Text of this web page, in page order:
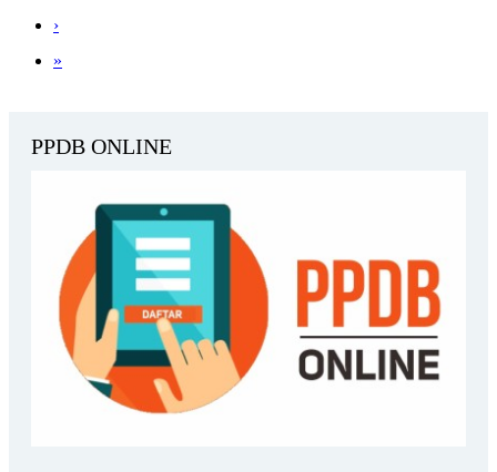
›
»
PPDB ONLINE